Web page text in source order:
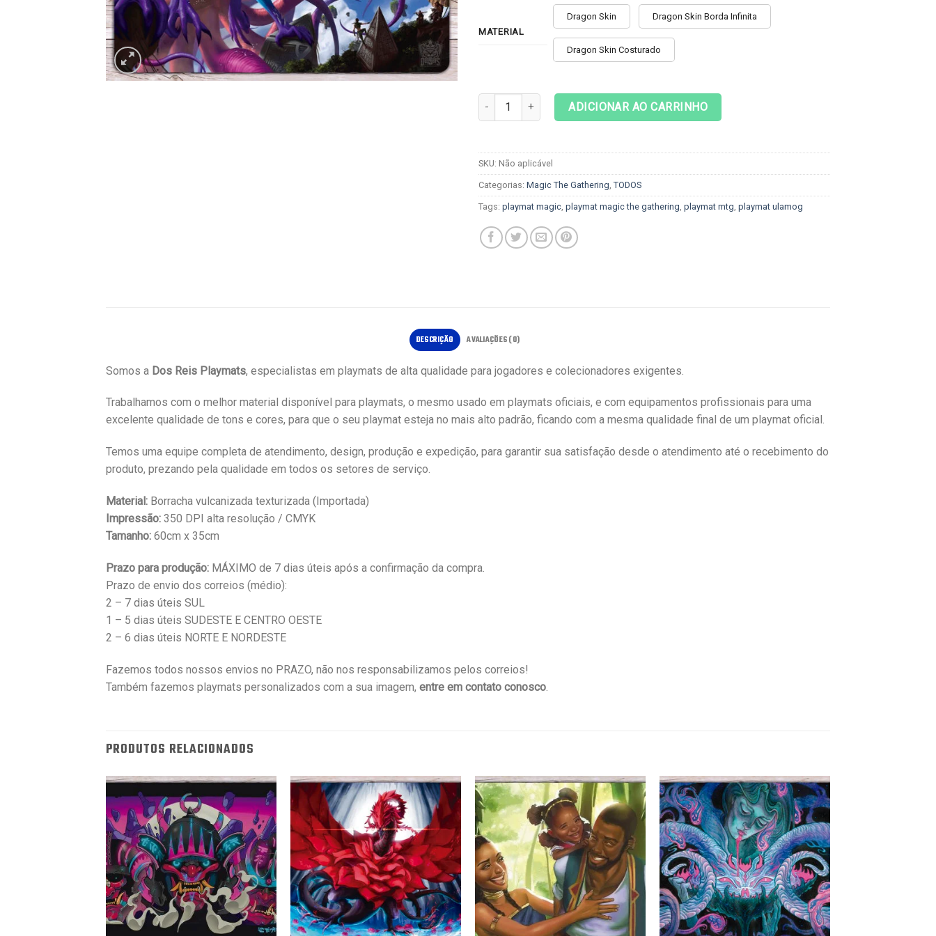
MATERIAL
Dragon Skin Dragon Skin Borda Infinita
Dragon Skin Costurado
Playmat Magic The Gathering - Ulamog quantidade
ADICIONAR AO CARRINHO
SKU: Não aplicável
Categorias: Magic The Gathering TODOS
Tags: playmat magic playmat magic the gathering playmat mtg playmat ulamog
DESCRIÇÃO AVALIAÇÕES (0)
Somos a Dos Reis Playmats, especialistas em playmats de alta qualidade para jogadores e colecionadores exigentes.
Trabalhamos com o melhor material disponível para playmats, o mesmo usado em playmats oficiais, e com equipamentos profissionais para uma
excelente qualidade de tons e cores, para que o seu playmat esteja no mais alto padrão, ficando com a mesma qualidade final de um playmat oficial.
Temos uma equipe completa de atendimento, design, produção e expedição, para garantir sua satisfação desde o atendimento até o recebimento do
produto, prezando pela qualidade em todos os setores de serviço.
Material: Borracha vulcanizada texturizada (Importada)
Impressão: 350 DPI alta resolução / CMYK
Tamanho: 60cm x 35cm
Prazo para produção: MÁXIMO de 7 dias úteis após a confirmação da compra.
Prazo de envio dos correios (médio):
2 – 7 dias úteis SUL
1 – 5 dias úteis SUDESTE E CENTRO OESTE
2 – 6 dias úteis NORTE E NORDESTE
Fazemos todos nossos envios no PRAZO, não nos responsabilizamos pelos correios!
Também fazemos playmats personalizados com a sua imagem, entre em contato conosco
PRODUTOS RELACIONADOS
Favoritar Favoritar Favoritar Favoritar